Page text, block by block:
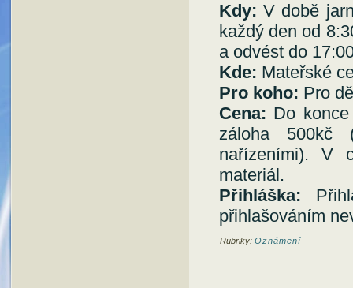
Kdy:V době
každý den od
a odvést do
Kde: Mateřské
Pro koho: Pro
Cena: Do
záloha 500kč
nařízeními). V
materiál.
Přihláška:
přihlašováním
Rubriky: Oznámení